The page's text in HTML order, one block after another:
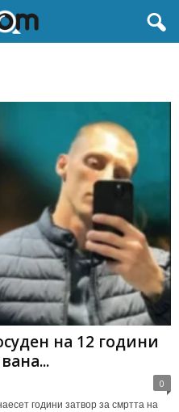
на 12 години
0
години затвор за смртта на